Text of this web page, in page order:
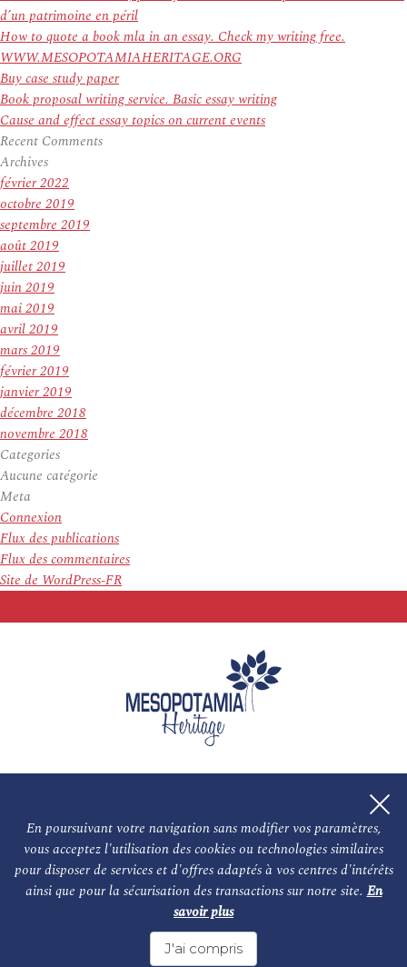
En poursuivant votre navigation sans modifier vos paramètres,
vous acceptez l'utilisation des cookies ou technologies similaires
pour disposer de services et d'offres adaptés à vos centres d'intérêts
ainsi que pour la sécurisation des transactions sur notre site.En
savoir plus
J'ai compris
d’un patrimoine en péril
How to quote a book mla in an essay. Check my writing free.
WWW.MESOPOTAMIAHERITAGE.ORG
Buy case study paper
Book proposal writing service. Basic essay writing
Cause and effect essay topics on current events
Recent Comments
Archives
février 2022
octobre 2019
septembre 2019
août 2019
juillet 2019
juin 2019
mai 2019
avril 2019
mars 2019
février 2019
janvier 2019
décembre 2018
novembre 2018
Categories
Aucune catégorie
Meta
Connexion
Flux des publications
Flux des commentaires
Site de WordPress-FR
L'association NOS PARTENAIRES
Le conseil scientifique et nos experts Les auteurs
Mentions légales Nous contacter